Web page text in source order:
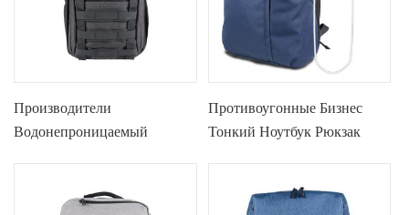
Производители
Водонепроницаемый
Противоугонные Бизнес
Тонкий Ноутбук Рюкзак